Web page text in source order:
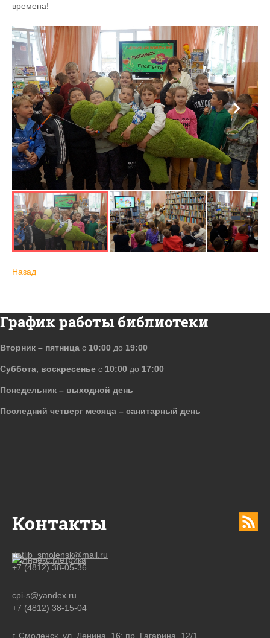
времена!
Назад
Контакты
detlib_smolensk@mail.ru
+7 (4812) 38-05-36
cpi-s@yandex.ru
+7 (4812) 38-15-04
г. Смоленск, ул. Ленина, 16; пр. Гагарина, 12/1
График работы библиотеки
Вторник – пятница с 10:00 до 19:00
Суббота, воскресенье с 10:00 до 17:00
Понедельник – выходной день
Последний четверг месяца – санитарный день